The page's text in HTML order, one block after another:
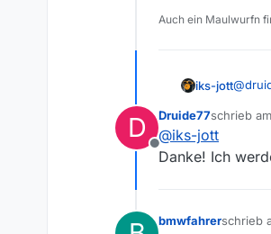
Auch ein Maulwurfn
iks-jott@
Keine
D
Offline
Druide77schrieb am
zuletzt
@iks-jott
Danke! Ich
bmwfahrerschrieb
zuletzt